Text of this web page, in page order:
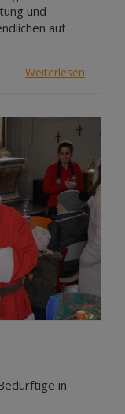
und
auf
Weiterlesen
in